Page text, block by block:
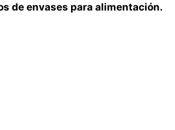
de envases para alimentación.